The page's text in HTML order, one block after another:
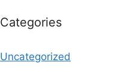
Categories
Uncategorized